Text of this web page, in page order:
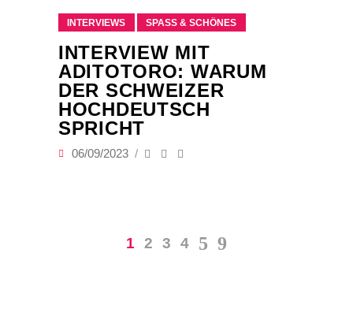
INTERVIEWS SPASS & SCHÖNES
INTERVIEW MIT
ADITOTORO: WARUM
DER SCHWEIZER
HOCHDEUTSCH
SPRICHT
06/09/2023
1 2 3 4